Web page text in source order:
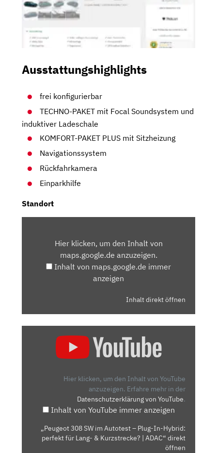
Ausstattungshighlights
frei konfigurierbar
TECHNO-PAKET mit Focal Soundsystem und
induktiver Ladeschale
KOMFORT-PAKET PLUS mit Sitzheizung
Navigationssystem
Rückfahrkamera
Einparkhilfe
Standort
MAPS.GOOGLE.DEHier klicken, um den Inhalt von
maps.google.de anzuzeigen.
Inhalt von maps.google.de immer
anzeigen
Inhalt direkt öffnen
HYBRID:
PERFEKT
Hier klicken, um den Inhalt von YouTube
anzuzeigen. Erfahre mehr in der
Datenschutzerklärung von YouTube.
Inhalt von YouTube immer anzeigen
„Peugeot 308 SW im Autotest – Plug-In-Hybrid:
perfekt für Lang- & Kurzstrecke? | ADAC“ direkt
öffnen